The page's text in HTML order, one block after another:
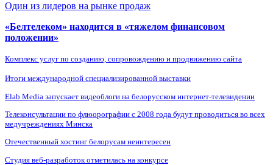
Один из лидеров на рынке продаж
«Белтелеком» находится в «тяжелом финансовом
положении»
Комплекс услуг по созданию, сопровождению и продвижению сайта
Итоги международной специализированной выставки
Elab Media запускает видеоблоги на белорусском интернет-телевидении
Телеконсультации по флюорографии с 2008 года будут проводиться во всех
медучреждениях Минска
Отечественный хостинг белорусам неинтересен
Студия веб-разработок отметилась на конкурсе